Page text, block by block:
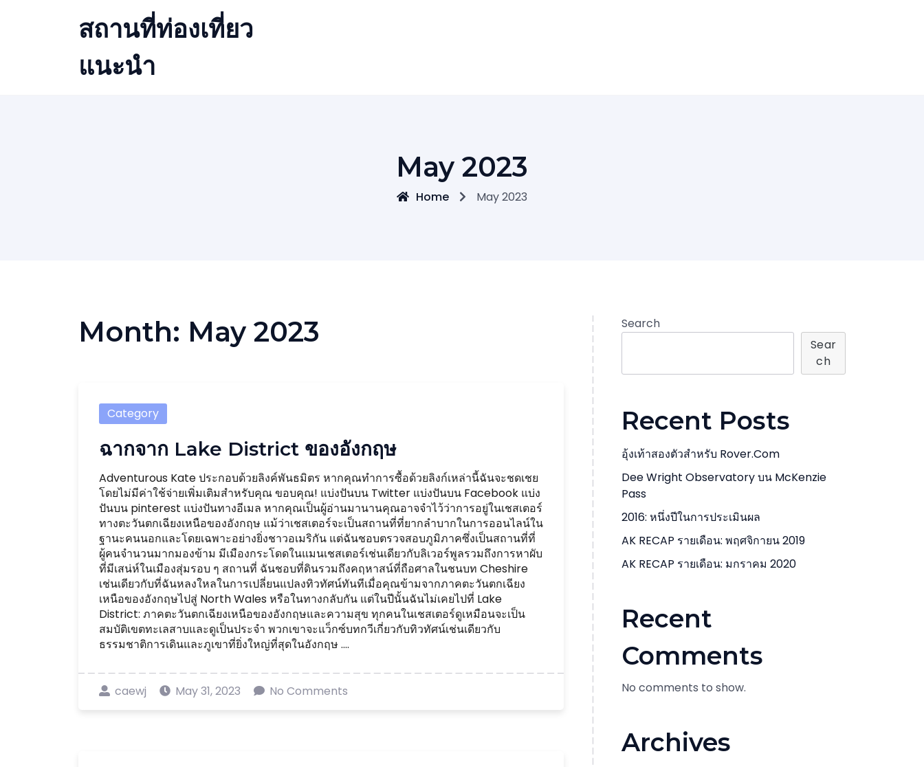
สถานที่ท่องเที่ยว
แนะนำ
May 2023
Home May 2023
Month: May 2023
Category
ฉากจาก Lake District ของอังกฤษ
Adventurous Kate ประกอบด้วยลิงค์พันธมิตร หากคุณทำการซื้อด้วยลิงก์เหล่านี้ฉันจะชดเชย
โดยไม่มีค่าใช้จ่ายเพิ่มเติมสำหรับคุณ ขอบคุณ! แบ่งปันบน Twitter แบ่งปันบน Facebook แบ่ง
ปันบน pinterest แบ่งปันทางอีเมล หากคุณเป็นผู้อ่านมานานคุณอาจจำไว้ว่าการอยู่ในเชสเตอร์
ทางตะวันตกเฉียงเหนือของอังกฤษ แม้ว่าเชสเตอร์จะเป็นสถานที่ที่ยากลำบากในการออนไลน์ใน
ฐานะคนนอกและโดยเฉพาะอย่างยิ่งชาวอเมริกัน แต่ฉันชอบตรวจสอบภูมิภาคซึ่งเป็นสถานที่ที่
ผู้คนจำนวนมากมองข้าม มีเมืองกระโดดในแมนเชสเตอร์เช่นเดียวกับลิเวอร์พูลรวมถึงการหาผับ
ที่มีเสน่ห์ในเมืองสุ่มรอบ ๆ สถานที่ ฉันชอบที่ดินรวมถึงคฤหาสน์ที่ถือศาลในชนบท Cheshire
เช่นเดียวกับที่ฉันหลงใหลในการเปลี่ยนแปลงทิวทัศน์ทันทีเมื่อคุณข้ามจากภาคตะวันตกเฉียง
เหนือของอังกฤษไปสู่ ​​North Wales หรือในทางกลับกัน แต่ในปีนั้นฉันไม่เคยไปที่ Lake
District: ภาคตะวันตกเฉียงเหนือของอังกฤษและความสุข ทุกคนในเชสเตอร์ดูเหมือนจะเป็น
สมบัติเขตทะเลสาบและดูเป็นประจำ พวกเขาจะแว็กซ์บทกวีเกี่ยวกับทิวทัศน์เช่นเดียวกับ
ธรรมชาติการเดินและภูเขาที่ยิ่งใหญ่ที่สุดในอังกฤษ ....
caewj May 31, 2023 No Comments
Search
Sear
Ch
Recent Posts
อุ้งเท้าสองตัวสำหรับ Rover.com
Dee Wright Observatory บน McKenzie
Pass
2016: หนึ่งปีในการประเมินผล
AK RECAP รายเดือน: พฤศจิกายน 2019
AK RECAP รายเดือน: มกราคม 2020
Recent
Comments
No comments to show.
Archives